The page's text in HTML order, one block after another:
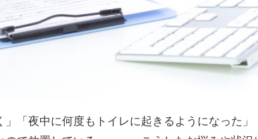
「夜中に何度もトイレに起きるようになった